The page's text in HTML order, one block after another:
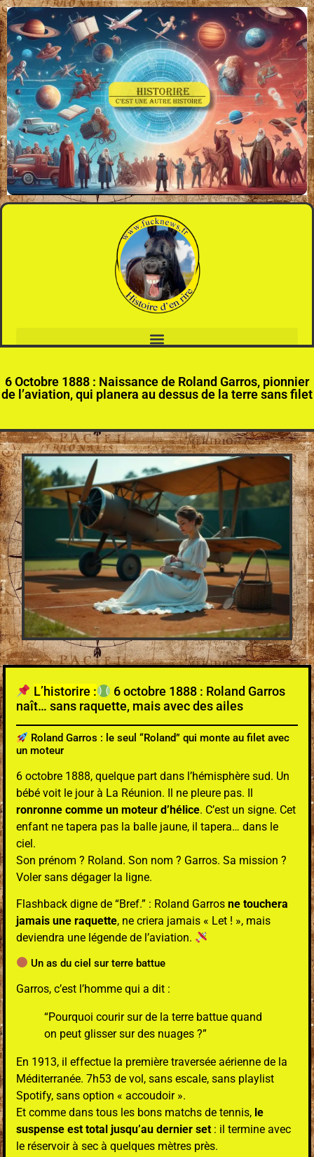
6 Octobre 1888 : Naissance de Roland Garros, pionnier
de l’aviation, qui planera au dessus de la terre sans filet
L’historire :
6 octobre 1888 : Roland Garros
naît… sans raquette, mais avec des ailes
Roland Garros : le seul “Roland” qui monte au filet avec
un moteur
6 octobre 1888, quelque part dans l’hémisphère sud. Un
bébé voit le jour à La Réunion. Il ne pleure pas. Il
ronronne comme un moteur d’hélice. C’est un signe. Cet
enfant ne tapera pas la balle jaune, il tapera… dans le
ciel.
Son prénom ? Roland. Son nom ? Garros. Sa mission ?
Voler sans dégager la ligne.
Flashback digne de “Bref.” : Roland Garros ne touchera
jamais une raquette, ne criera jamais « Let ! », mais
deviendra une légende de l’aviation.
Un as du ciel sur terre battue
Garros, c’est l’homme qui a dit :
“Pourquoi courir sur de la terre battue quand
on peut glisser sur des nuages ?”
En 1913, il effectue la première traversée aérienne de la
Méditerranée. 7h53 de vol, sans escale, sans playlist
Spotify, sans option « accoudoir ».
Et comme dans tous les bons matchs de tennis, le
suspense est total jusqu’au dernier set : il termine avec
le réservoir à sec à quelques mètres près.